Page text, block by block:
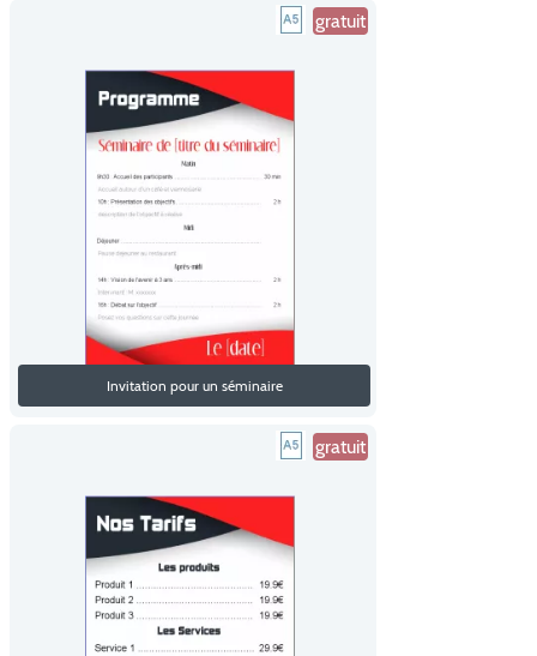
gratuit
Invitation pour un séminaire
gratuit